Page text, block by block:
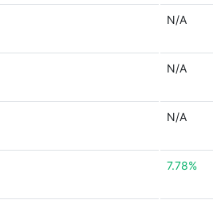
N/A
N/A
N/A
7.78%